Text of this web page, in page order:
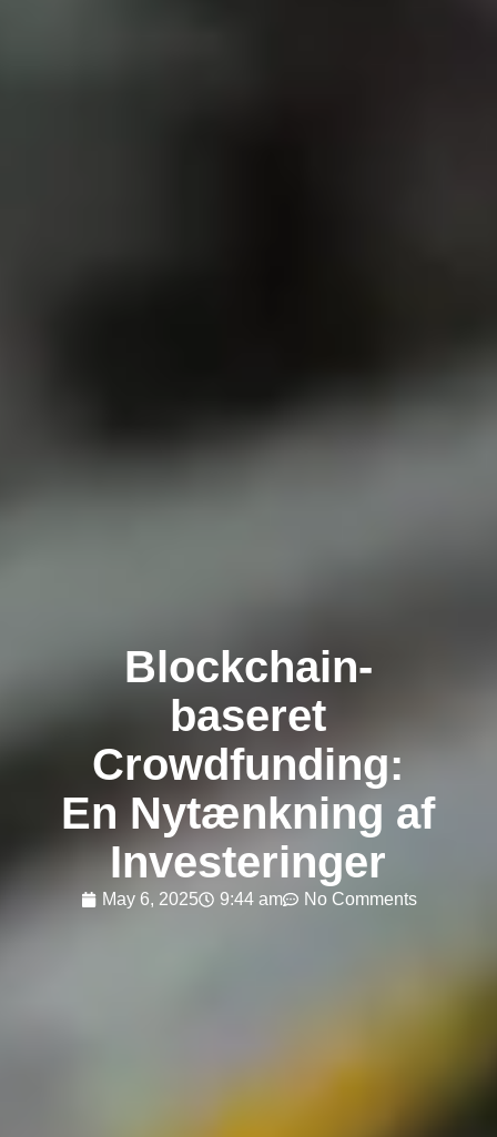
Blockchain-
baseret
Crowdfunding:
En Nytænkning af
Investeringer
May 6, 2025 9:44 am No Comments